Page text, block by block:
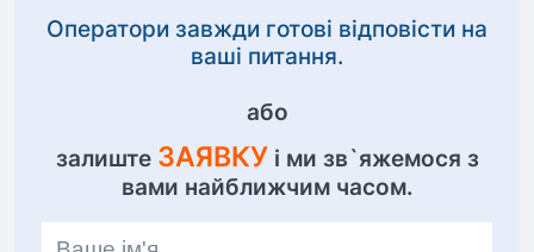
Оператори завжди готові відповісти на
ваші питання.
або
залиште ЗАЯВКУ і ми зв`яжемося з
вами найближчим часом.